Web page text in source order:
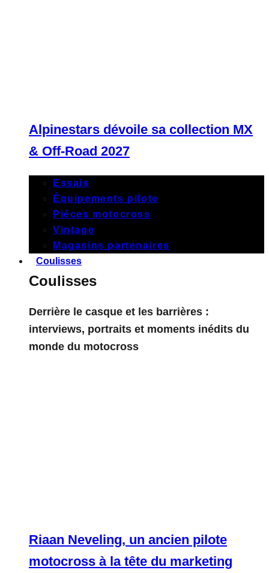
Alpinestars dévoile sa collection MX
& Off-Road 2027
Essais
Équipements pilote
Pièces motocross
Vintage
Magasins partenaires
Coulisses
Coulisses
Derrière le casque et les barrières :
interviews, portraits et moments inédits du
monde du motocross
Riaan Neveling, un ancien pilote
motocross à la tête du marketing